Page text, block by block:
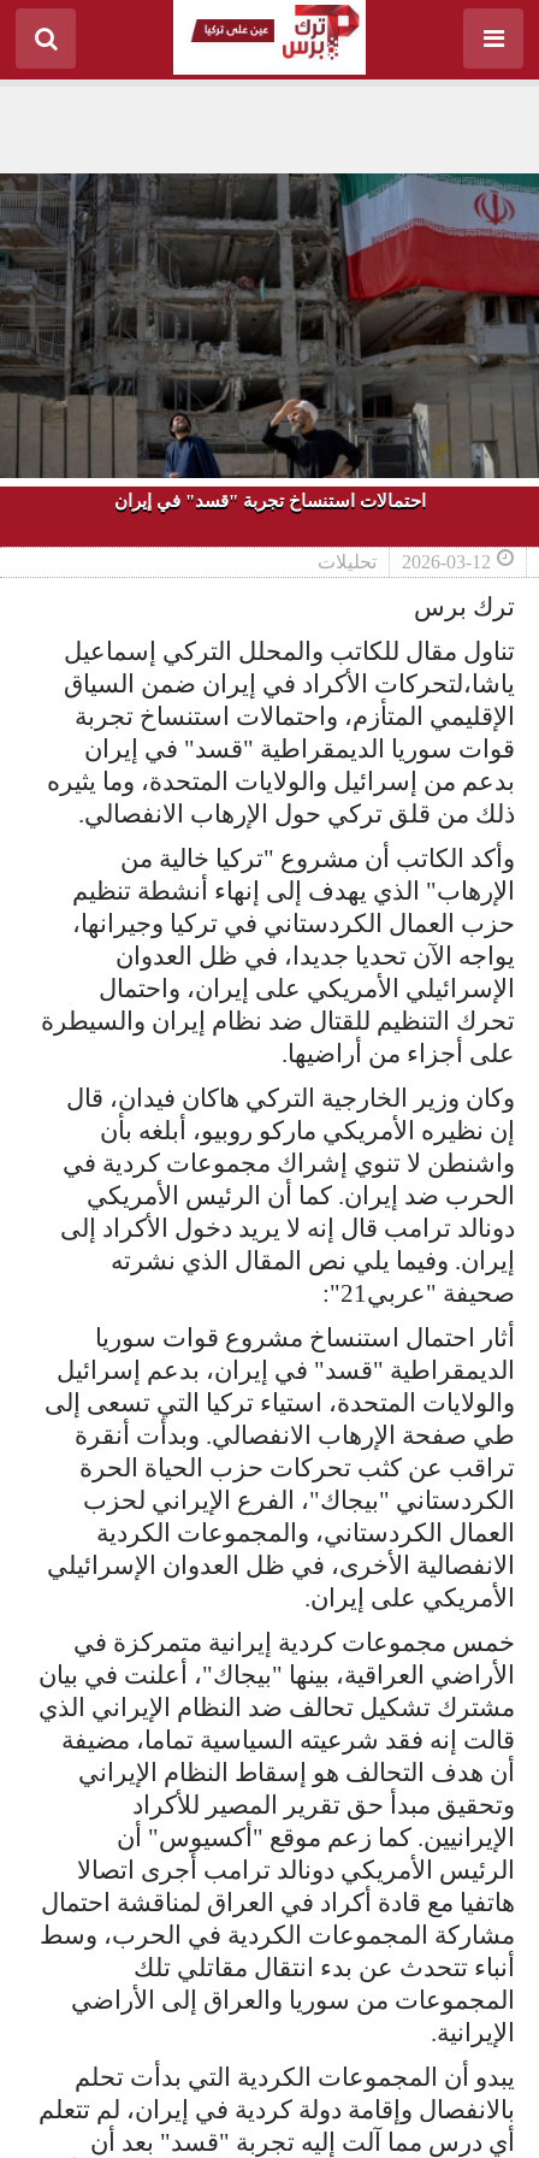
احتمالات استنساخ تجربة "قسد" في إيران
2026-03-12 تحليلات
ترك برس
تناول مقال للكاتب والمحلل التركي إسماعيل
ياشا،لتحركات الأكراد في إيران ضمن السياق
الإقليمي المتأزم، واحتمالات استنساخ تجربة
قوات سوريا الديمقراطية "قسد" في إيران
بدعم من إسرائيل والولايات المتحدة، وما يثيره
ذلك من قلق تركي حول الإرهاب الانفصالي.
وأكد الكاتب أن مشروع "تركيا خالية من
الإرهاب" الذي يهدف إلى إنهاء أنشطة تنظيم
حزب العمال الكردستاني في تركيا وجيرانها،
يواجه الآن تحديا جديدا، في ظل العدوان
الإسرائيلي الأمريكي على إيران، واحتمال
تحرك التنظيم للقتال ضد نظام إيران والسيطرة
على أجزاء من أراضيها.
وكان وزير الخارجية التركي هاكان فيدان، قال
إن نظيره الأمريكي ماركو روبيو، أبلغه بأن
واشنطن لا تنوي إشراك مجموعات كردية في
الحرب ضد إيران. كما أن الرئيس الأمريكي
دونالد ترامب قال إنه لا يريد دخول الأكراد إلى
إيران. وفيما يلي نص المقال الذي نشرته
صحيفة "عربي21":
أثار احتمال استنساخ مشروع قوات سوريا
الديمقراطية "قسد" في إيران، بدعم إسرائيل
والولايات المتحدة، استياء تركيا التي تسعى إلى
طي صفحة الإرهاب الانفصالي. وبدأت أنقرة
تراقب عن كثب تحركات حزب الحياة الحرة
الكردستاني "بيجاك"، الفرع الإيراني لحزب
العمال الكردستاني، والمجموعات الكردية
الانفصالية الأخرى، في ظل العدوان الإسرائيلي
الأمريكي على إيران.
خمس مجموعات كردية إيرانية متمركزة في
الأراضي العراقية، بينها "بيجاك"، أعلنت في بيان
مشترك تشكيل تحالف ضد النظام الإيراني الذي
قالت إنه فقد شرعيته السياسية تماما، مضيفة
أن هدف التحالف هو إسقاط النظام الإيراني
وتحقيق مبدأ حق تقرير المصير للأكراد
الإيرانيين. كما زعم موقع "أكسيوس" أن
الرئيس الأمريكي دونالد ترامب أجرى اتصالا
هاتفيا مع قادة أكراد في العراق لمناقشة احتمال
مشاركة المجموعات الكردية في الحرب، وسط
أنباء تتحدث عن بدء انتقال مقاتلي تلك
المجموعات من سوريا والعراق إلى الأراضي
الإيرانية.
يبدو أن المجموعات الكردية التي بدأت تحلم
بالانفصال وإقامة دولة كردية في إيران، لم تتعلم
أي درس مما آلت إليه تجربة "قسد" بعد أن